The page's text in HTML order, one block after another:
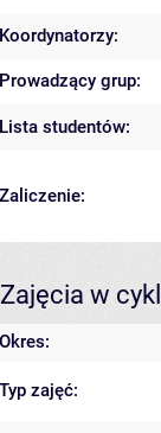
Koordynatorzy:
Prowadzący grup:
Lista studentów:
Zaliczenie:
Zajęcia w
Okres:
Typ zajęć: